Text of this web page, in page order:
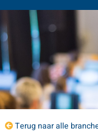
Terug naar alle